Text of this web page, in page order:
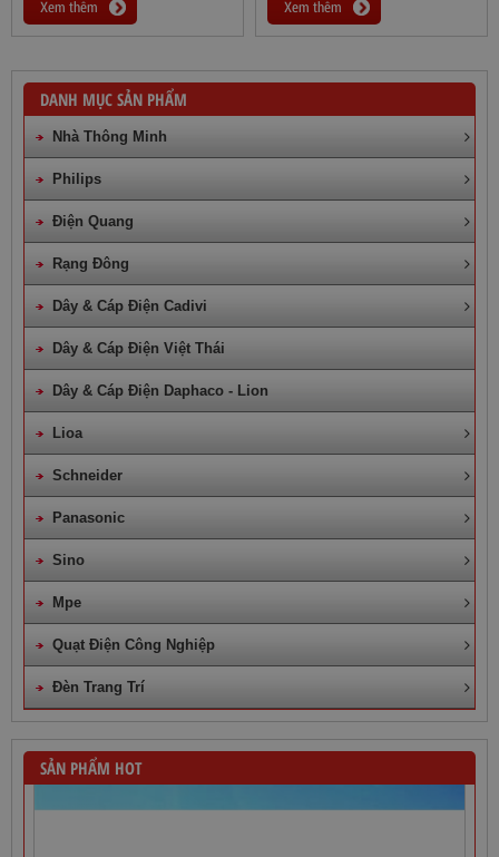
Xem thêm Xem thêm
DANH MỤC SẢN PHẨM
Nhà Thông Minh
Philips
Điện Quang
Rạng Đông
Dây & Cáp Điện Cadivi
Dây & Cáp Điện Việt Thái
Dây & Cáp Điện Daphaco - Lion
Lioa
Schneider
Panasonic
Sino
Mpe
Quạt Điện Công Nghiệp
Đèn Trang Trí
SẢN PHẨM HOT